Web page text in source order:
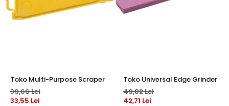
Toko Multi-Purpose Scraper
39,66 Lei
33,55 Lei
Toko Universal Edge Grinder
49,82 Lei
42,71 Lei